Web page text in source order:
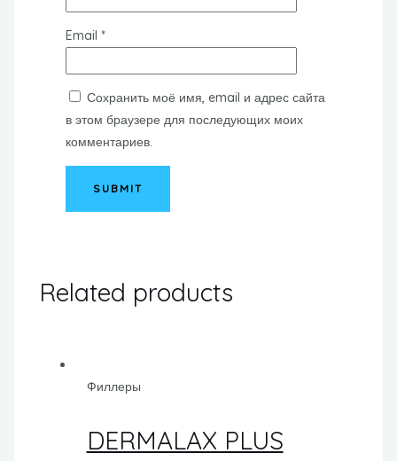
Email *
Сохранить моё имя, email и адрес сайта
в этом браузере для последующих моих
комментариев.
Related products
Филлеры
DERMALAX PLUS